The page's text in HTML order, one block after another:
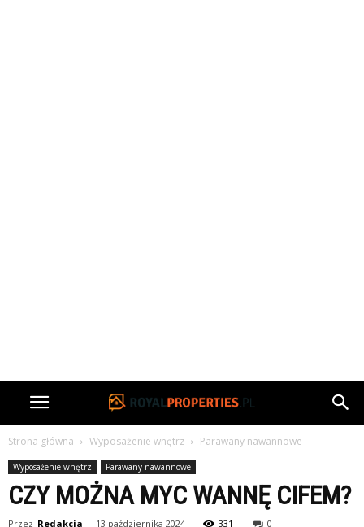
Strona główna Wyposażenie wnętrz Parawany nawannowe
Wyposażenie wnętrz Parawany nawannowe
CZY MOŻNA MYC WANNĘ CIFEM?
Przez Redakcja - 13 października 2024 331 0